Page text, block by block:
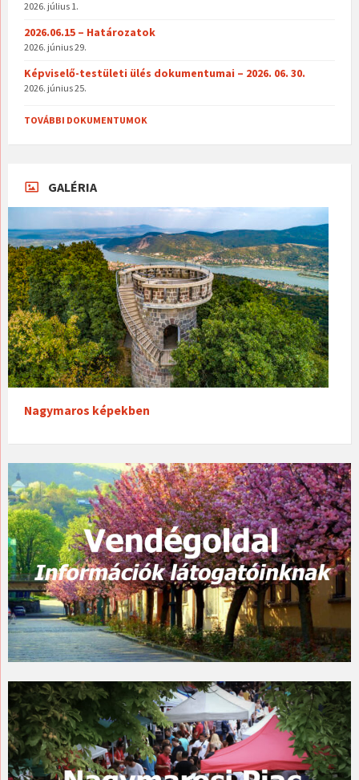
2026. július 1.
2026.06.15 – Határozatok
2026. június 29.
Képviselő-testületi ülés dokumentumai – 2026. 06. 30.
2026. június 25.
TOVÁBBI DOKUMENTUMOK
GALÉRIA
Nagymaros képekben